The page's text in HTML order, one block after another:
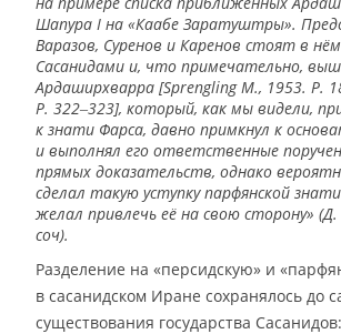
Шапура I на «Каабе Заратуштры».
Варазов, Суренов и Каренов стоят в нём
Сасанидами и, что примечательно,
Ардаширхварра [Sprengling M., 1953. P.
P. 322‒323], который, как мы видели,
к знати Фарса, давно примкнул к
и выполнял его ответственные
прямых доказательств, однако
сделал такую уступку парфянской
желал привлечь её на свою сторону» (
соч).
Разделение на «персидскую» и
в сасанидском Иране сохранялось до
существования государства Сасанидов: